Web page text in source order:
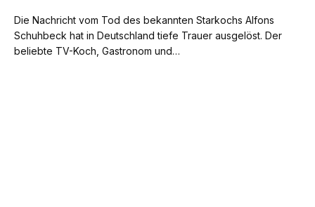
Die Nachricht vom Tod des bekannten Starkochs Alfons
Schuhbeck hat in Deutschland tiefe Trauer ausgelöst. Der
beliebte TV-Koch, Gastronom und…